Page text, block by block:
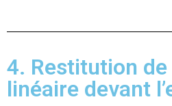
4. Restitution de
linéaire devant